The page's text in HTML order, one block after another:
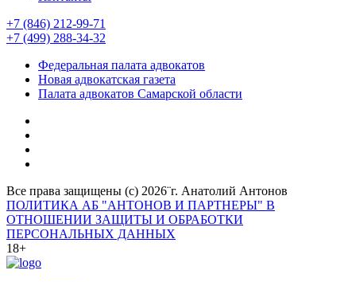
+7 (846) 212-99-71
+7 (499) 288-34-32
Федеральная палата адвокатов
Новая адвокатская газета
Палата адвокатов Самарской области
Все права защищены (с) 2026¨г. Анатолий Антонов
ПОЛИТИКА АБ "АНТОНОВ И ПАРТНЕРЫ" В
ОТНОШЕНИИ ЗАЩИТЫ И ОБРАБОТКИ
ПЕРСОНАЛЬНЫХ ДАННЫХ
18+